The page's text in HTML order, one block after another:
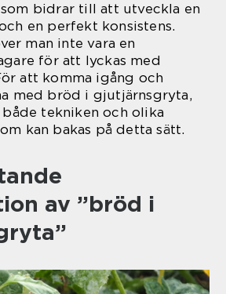
som bidrar till att utveckla en
en perfekt konsistens.
man inte vara en
för att lyckas med
att komma igång och
med bröd i gjutjärnsgryta,
tekniken och olika
kan bakas på detta sätt.
av ”bröd i